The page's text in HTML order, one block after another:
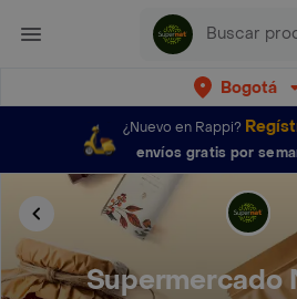
Bogotá
¿Nuevo en Rappi?
envíos gratis por
Supermercado